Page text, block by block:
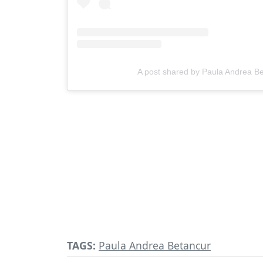
A post shared by Paula Andrea
TAGS: Paula Andrea Betancur